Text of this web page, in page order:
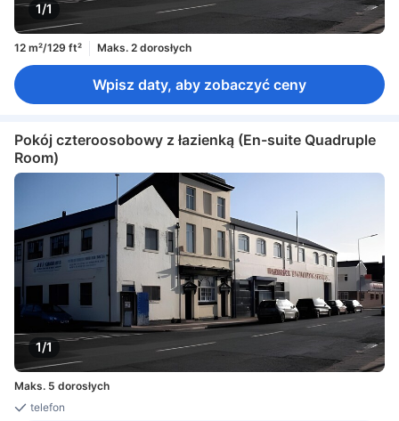
1/1
12 m²/129 ft² Maks. 2 dorosłych
Wpisz daty, aby zobaczyć ceny
Pokój czteroosobowy z łazienką (En-suite Quadruple
Room)
1/1
Maks. 5 dorosłych
telefon